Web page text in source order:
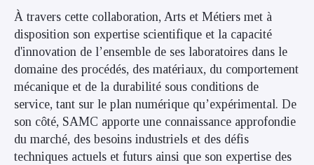
À travers cette collaboration, Arts et Métiers met à
disposition son expertise scientifique et la capacité
d'innovation de l’ensemble de ses laboratoires dans le
domaine des procédés, des matériaux, du comportement
mécanique et de la durabilité sous conditions de
service, tant sur le plan numérique qu’expérimental. De
son côté, SAMC apporte une connaissance approfondie
du marché, des besoins industriels et des défis
techniques actuels et futurs ainsi que son expertise des